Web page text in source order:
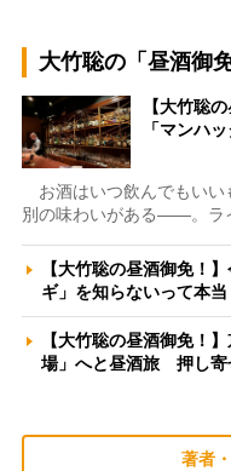
大竹聡の「昼酒御免
【大竹聡
「マンハ
お酒はいつ飲んでもいい
別の味わいがある――。ラ
【大竹聡の昼酒御免！
ギ」を知らないって本
【大竹聡の昼酒御免！
場」へと昼酒旅 押し
著者